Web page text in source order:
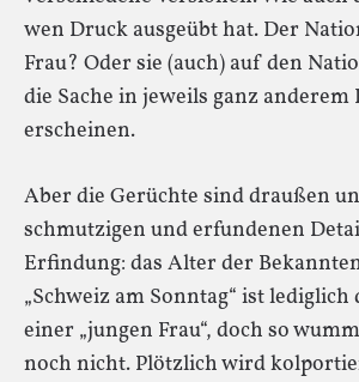
wen Druck ausgeübt hat. Der
Frau? Oder sie (auch) auf den
die Sache in jeweils ganz anderem
erscheinen.
Aber die Gerüchte sind draußen
schmutzigen und erfundenen
Erfindung: das Alter der
„Schweiz am Sonntag“ ist lediglich
einer „jungen Frau“, doch so
noch nicht. Plötzlich wird